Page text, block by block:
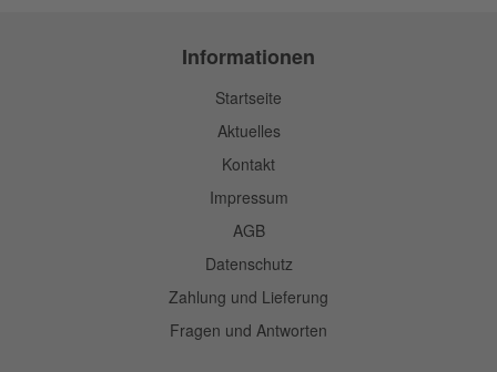
Informationen
Startseite
Aktuelles
Kontakt
Impressum
AGB
Datenschutz
Zahlung und Lieferung
Fragen und Antworten